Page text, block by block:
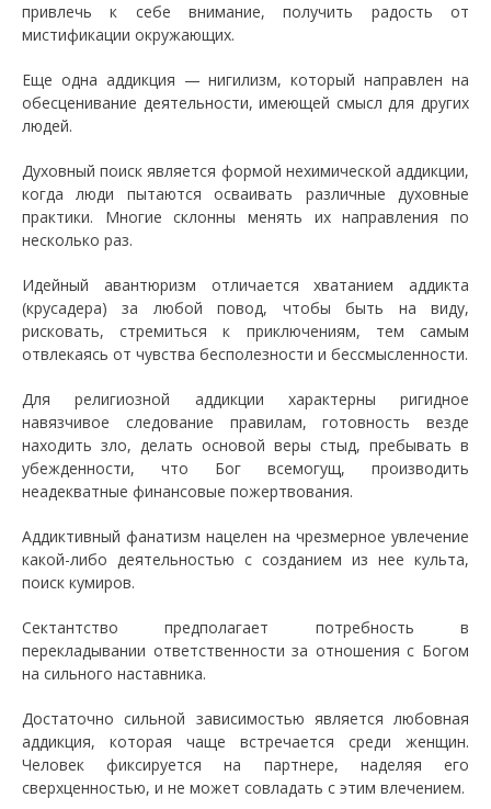
привлечь к себе внимание, получить радость от
мистификации окружающих.
Еще одна аддикция — нигилизм, который направлен на
обесценивание деятельности, имеющей смысл для других
людей.
Духовный поиск является формой нехимической аддикции,
когда люди пытаются осваивать различные духовные
практики. Многие склонны менять их направления по
несколько раз.
Идейный авантюризм отличается хватанием аддикта
(крусадера) за любой повод, чтобы быть на виду,
рисковать, стремиться к приключениям, тем самым
отвлекаясь от чувства бесполезности и бессмысленности.
Для религиозной аддикции характерны ригидное
навязчивое следование правилам, готовность везде
находить зло, делать основой веры стыд, пребывать в
убежденности, что Бог всемогущ, производить
неадекватные финансовые пожертвования.
Аддиктивный фанатизм нацелен на чрезмерное увлечение
какой-либо деятельностью с созданием из нее культа,
поиск кумиров.
Сектантство предполагает потребность в
перекладывании ответственности за отношения с Богом
на сильного наставника.
Достаточно сильной зависимостью является любовная
аддикция, которая чаще встречается среди женщин.
Человек фиксируется на партнере, наделяя его
сверхценностью, и не может совладать с этим влечением.